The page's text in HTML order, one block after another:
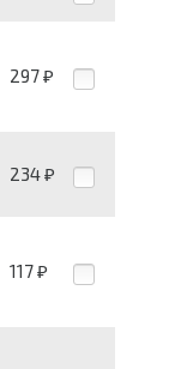
297 ₽
234 ₽
117 ₽